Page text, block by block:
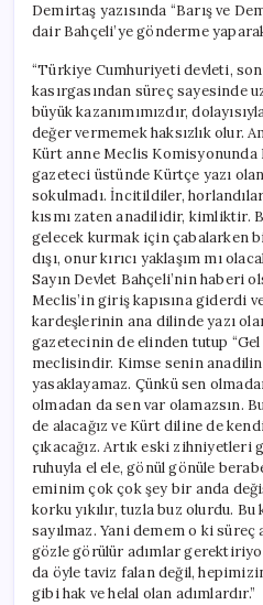
Demirtaş yazısında “Barış ve
dair Bahçeli’ye gönderme
“Türkiye Cumhuriyeti devleti, son
kasırgasından süreç sayesinde
büyük kazanımımızdır,
değer vermemek haksızlık olur.
Kürt anne Meclis Komisyonunda
gazeteci üstünde Kürtçe yazı
sokulmadı. İncitildiler,
kısmı zaten anadilidir, kimliktir.
gelecek kurmak için çabalarken
dışı, onur kırıcı yaklaşım mı
Sayın Devlet Bahçeli’nin haberi
Meclis’in giriş kapısına giderdi
kardeşlerinin ana dilinde yazı
gazetecinin de elinden tutup
meclisindir. Kimse senin
yasaklayamaz. Çünkü sen
olmadan da sen var olamazsın.
de alacağız ve Kürt diline de
çıkacağız. Artık eski
ruhuyla el ele, gönül gönüle
eminim çok çok şey bir anda
korku yıkılır, tuzla buz olurdu. Bu
sayılmaz. Yani demem o ki süreç
gözle görülür adımlar
da öyle taviz falan değil,
gibi hak ve helal olan adımlardır.”